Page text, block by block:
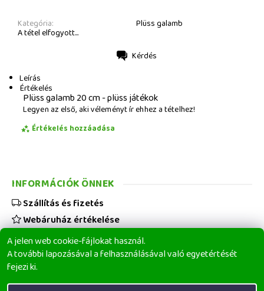
Kategória: Plüss galamb
A tétel elfogyott...
Kérdés
Leírás
Értékelés
Plüss galamb 20 cm - plüss játékok
Legyen az első, aki véleményt ír ehhez a tételhez!
Értékelés hozzáadása
A jelen web cookie-fájlokat használ.
A további lapozásával a felhasználásával való egyetértését
fejezi ki.
INFORMÁCIÓK ÖNNEK
Szállítás és fizetés
Webáruház értékelése
Viszonteladóknak
Üzleti feltételek
Elérhetőségeink